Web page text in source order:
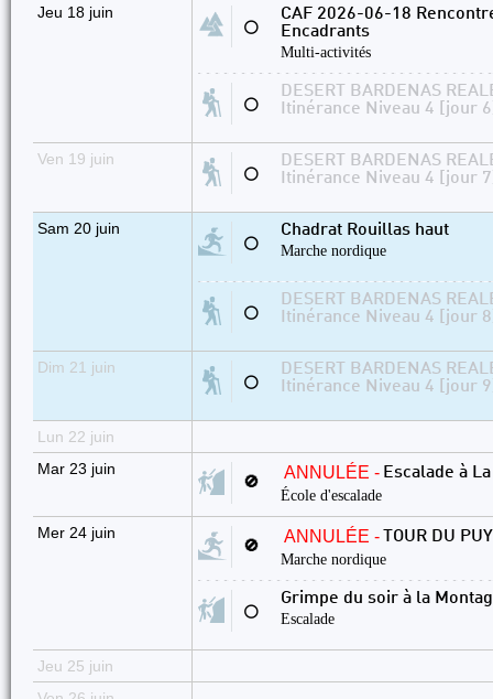
Jeu 18 juin
⚪
CAF 2026-06-18
Encadrants
Multi-activités
⚪
DESERT BARDENAS
Itinérance Niveau 4 [jour
Ven 19 juin
⚪
DESERT BARDENAS
Itinérance Niveau 4 [jour
Sam 20 juin
⚪
Chadrat Rouillas haut
Marche nordique
⚪
DESERT BARDENAS
Itinérance Niveau 4 [jour
Dim 21 juin
⚪
DESERT BARDENAS
Itinérance Niveau 4 [jour
Lun 22 juin
Mar 23 juin
🚫 ANNULÉE - Escalade à
École d'escalade
Mer 24 juin
🚫 ANNULÉE -
TOUR DU
Marche nordique
⚪
Grimpe du soir à la
Escalade
Jeu 25 juin